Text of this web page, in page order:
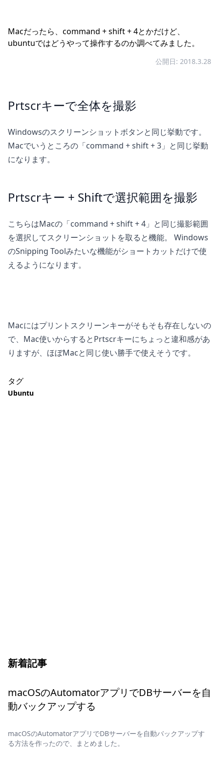
Macだったら、command + shift + 4とかだけど、
ubuntuではどうやって操作するのか調べてみました。
公開日: 2018.3.28
Prtscrキーで全体を撮影
Windowsのスクリーンショットボタンと同じ挙動です。
Macでいうところの「command + shift + 3」と同じ挙動
になります。
Prtscrキー + Shiftで選択範囲を撮影
こちらはMacの「command + shift + 4」と同じ撮影範囲
を選択してスクリーンショットを取ると機能。 Windows
のSnipping Toolみたいな機能がショートカットだけで使
えるようになります。
Macにはプリントスクリーンキーがそもそも存在しないの
で、Mac使いからするとPrtscrキーにちょっと違和感があ
りますが、ほぼMacと同じ使い勝手で使えそうです。
タグ
Ubuntu
新着記事
macOSのAutomatorアプリでDBサーバーを自
動バックアップする
macOSのAutomatorアプリでDBサーバーを自動バックアップす
る方法を作ったので、まとめました。